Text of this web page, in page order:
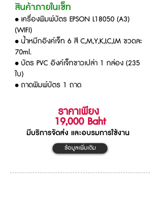
สินค้าภายในเช็ท
• เครื่องพิมพ์บัตร EPSON L18050 (A3)
(WIFI)
• น้ำหมึกอิงค์เจ็ท 6 สี C,M,Y,K,LC,LM ขวดละ
70ml.
• บัตร PVC อิงค์เจ็ทขาวเปล่า 1 กล่อง (235
ใบ)
• ถาดพิมพ์บัตร 1 ถาด
ราคาเพียง
19,000 Baht
มีบริการจัดส่ง และอบรมการใช้งาน
ข้อมูลเพิ่มเติม